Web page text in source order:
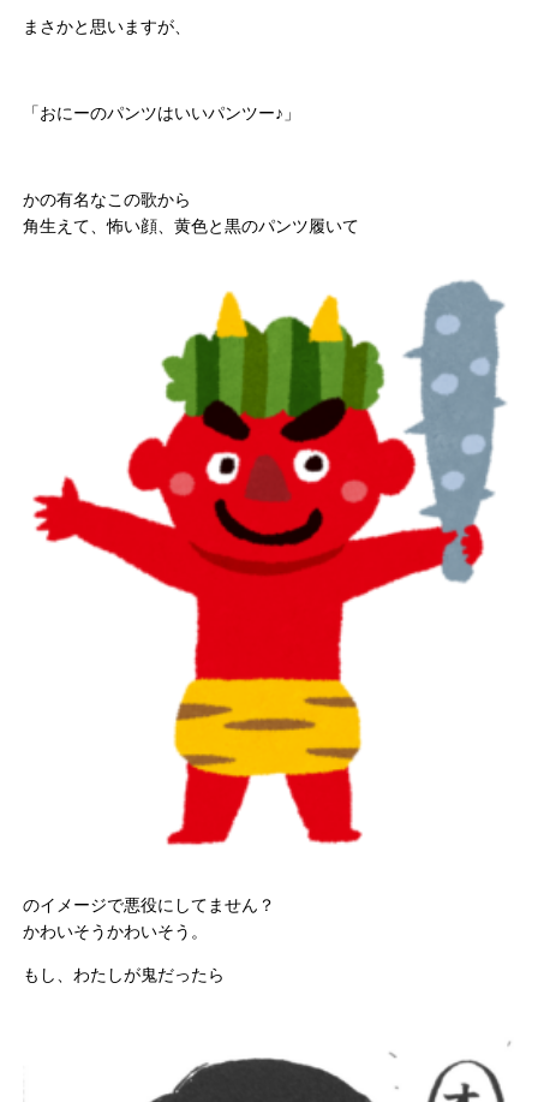
まさかと思いますが、
「おにーのパンツはいいパンツー♪」
かの有名なこの歌から
角生えて、怖い顔、黄色と黒のパンツ履いて
のイメージで悪役にしてません？
かわいそうかわいそう。
もし、わたしが鬼だったら